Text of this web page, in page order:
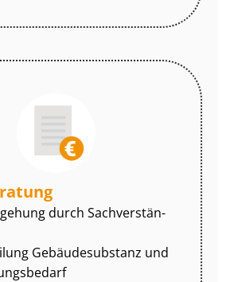
durch Sach­ver­stän­
Gebäudesubstanz und